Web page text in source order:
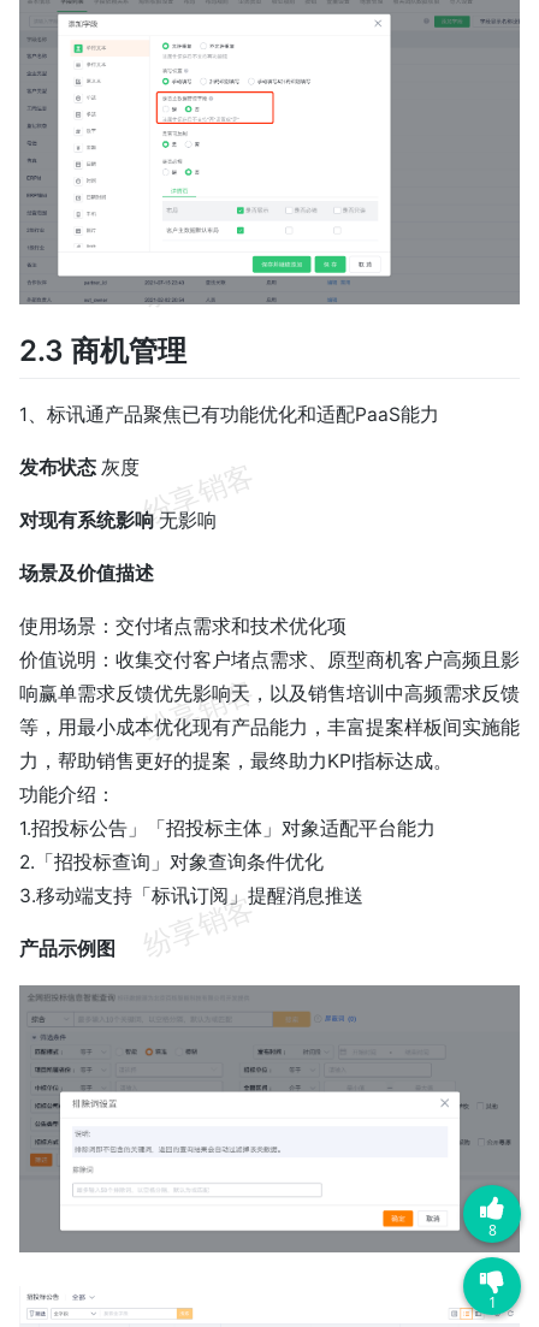
2.3 商机管理
1、标讯通产品聚焦已有功能优化和适配PaaS能力
发布状态 灰度
对现有系统影响无影响
场景及价值描述
使用场景：交付堵点需求和技术优化项
价值说明：收集交付客户堵点需求、原型商机客户高频且影
响赢单需求反馈优先影响天，以及销售培训中高频需求反馈
等，用最小成本优化现有产品能力，丰富提案样板间实施能
力，帮助销售更好的提案，最终助力KPI指标达成。
功能介绍：
1.招投标公告」「招投标主体」对象适配平台能力
2.「招投标查询」对象查询条件优化
3.移动端支持「标讯订阅」提醒消息推送
产品示例图
8
1